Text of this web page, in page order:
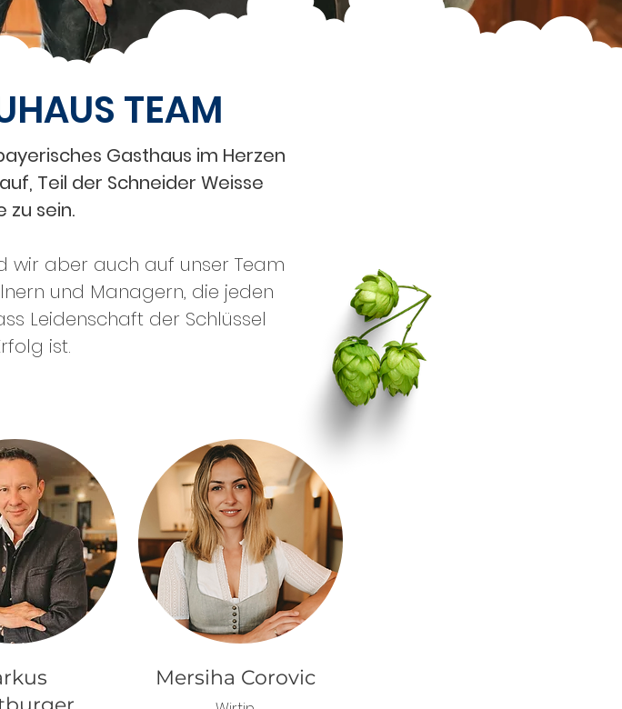
TEAM
Gasthaus im Herzen
Teil der Schneider Weisse
zu sein.
wir aber auch auf unser Team
und Managern, die jeden
Leidenschaft der Schlüssel
ist.
Mersiha Corovic